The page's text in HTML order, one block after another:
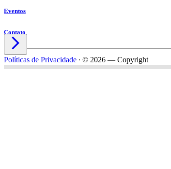
Eventos
Contato

Políticas de Privacidade ∙ © 2026 — Copyright